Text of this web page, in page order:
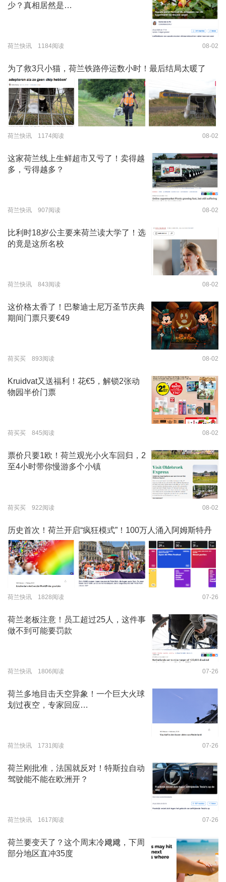
少？真相居然是…
荷兰快讯 1184阅读 08-02
为了救3只小猫，荷兰铁路停运数小时！最后结局太暖了
荷兰快讯 1174阅读 08-02
这家荷兰线上生鲜超市又亏了！卖得越
多，亏得越多？
荷兰快讯 907阅读 08-02
比利时18岁公主要来荷兰读大学了！选
的竟是这所名校
荷兰快讯 843阅读 08-02
这价格太香了！巴黎迪士尼万圣节庆典
期间门票只要€49
荷买买 893阅读 08-02
Kruidvat又送福利！花€5，解锁2张动
物园半价门票
荷买买 845阅读 08-02
票价只要1欧！荷兰观光小火车回归，2
至4小时带你慢游多个小镇
荷买买 922阅读 08-02
历史首次！荷兰开启“疯狂模式”！100万人涌入阿姆斯特丹
荷兰快讯 1828阅读 07-26
荷兰老板注意！员工超过25人，这件事
做不到可能要罚款
荷兰快讯 1806阅读 07-26
荷兰多地目击天空异象！一个巨大火球
划过夜空，专家回应…
荷兰快讯 1731阅读 07-26
荷兰刚批准，法国就反对！特斯拉自动
驾驶能不能在欧洲开？
荷兰快讯 1617阅读 07-26
荷兰要变天了？这个周末冷飕飕，下周
部分地区直冲35度